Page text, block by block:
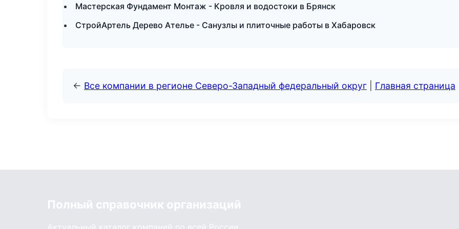
Мастерская Фундамент Монтаж - Кровля и водостоки в Брянск
СтройАртель Дерево Ателье - Санузлы и плиточные работы в Хабаровск
← Все компании в регионе Северо-Западный федеральный округ Главная страница
Полный справочник организаций
Актуальный каталог компаний по всей России